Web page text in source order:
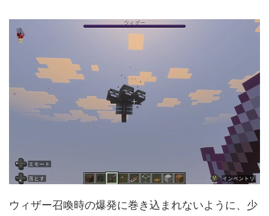
ウィザー召喚時の爆発に巻き込まれないように、少